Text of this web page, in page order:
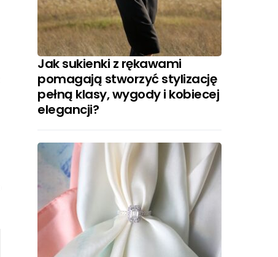
Jak sukienki z rękawami
pomagają stworzyć stylizację
pełną klasy, wygody i kobiecej
elegancji?